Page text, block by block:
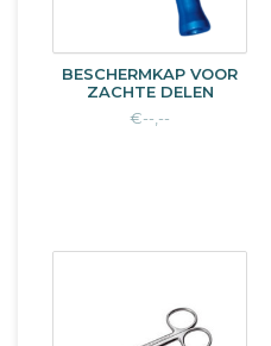
BESCHERMKAP VOOR
ZACHTE DELEN
€--,--